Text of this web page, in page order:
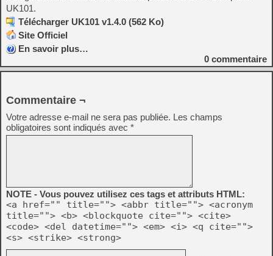
UK101.
Télécharger UK101 v1.4.0 (562 Ko)
Site Officiel
En savoir plus…
0 commentaire
Commentaire ¬
Votre adresse e-mail ne sera pas publiée. Les champs
obligatoires sont indiqués avec *
NOTE - Vous pouvez utilisez ces tags et attributs HTML:
<a href="" title=""> <abbr title=""> <acronym
title=""> <b> <blockquote cite=""> <cite>
<code> <del datetime=""> <em> <i> <q cite="">
<s> <strike> <strong>